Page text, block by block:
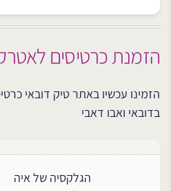
הזמנת כרטיסים
הזמינו עכשיו באתר טיק דובאי
בדובאי ואבו דאבי
הגלקסיה של איה